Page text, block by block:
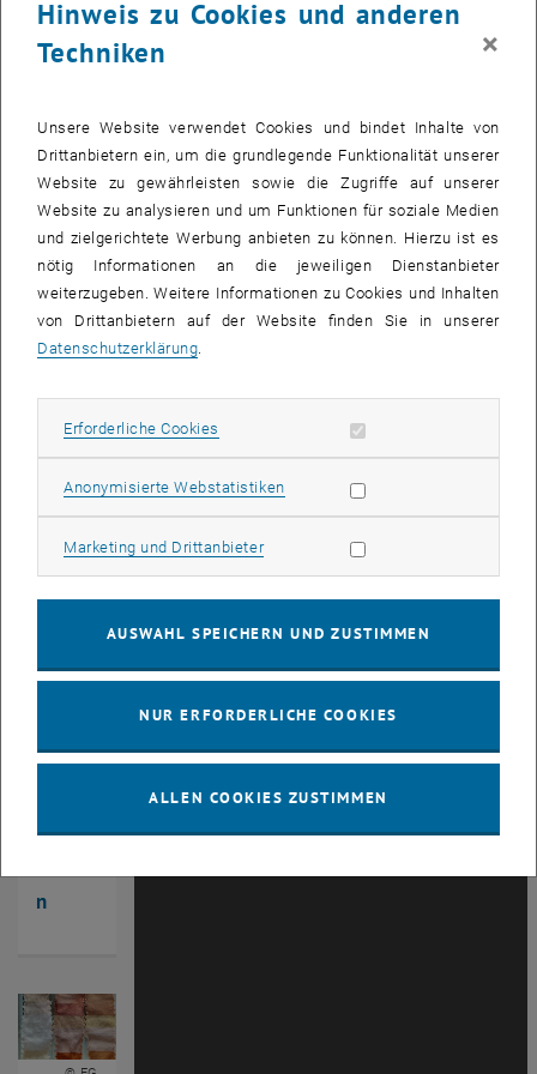
Webse
ite
Forsch
ung
© Sebastian
Philipp
Mitar
beiter
_inne
© FG
Phytochemie
Publik
atione
n
Hinweis zu Cookies und anderen
Techniken
×
Unsere Website verwendet Cookies und bindet Inhalte von
Drittanbietern ein, um die grundlegende Funktionalität unserer
Website zu gewährleisten sowie die Zugriffe auf unserer
Website zu analysieren und um Funktionen für soziale Medien
und zielgerichtete Werbung anbieten zu können. Hierzu ist es
nötig Informationen an die jeweiligen Dienstanbieter
weiterzugeben. Weitere Informationen zu Cookies und Inhalten
von Drittanbietern auf der Website finden Sie in unserer
Datenschutzerklärung.
Erforderliche Cookies Erforderliche Cookies zulassen
Anonymisierte WebstatistikenStatistik Cookies zulassen
Marketing und DrittanbieterMarketing Cookies zulassen
AUSWAHL SPEICHERN UND ZUSTIMMEN
NUR ERFORDERLICHE COOKIES
ALLEN COOKIES ZUSTIMMEN